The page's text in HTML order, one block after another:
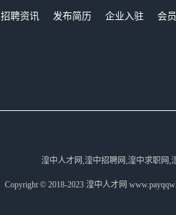
招聘资讯 发布简历 企业入驻 会
湟中人才网,湟中招聘网,湟中求职网,
Copyright © 2018-2023 湟中人才网